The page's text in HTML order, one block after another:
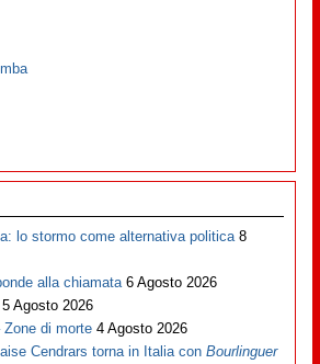
lo stormo come alternativa politica 8
alla chiamata 6 Agosto 2026
5 Agosto 2026
di morte 4 Agosto 2026
Cendrars torna in Italia conBourlinguer